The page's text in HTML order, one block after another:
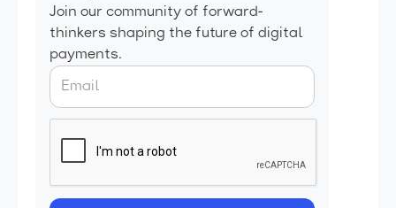
Join our community of forward-
thinkers shaping the future of digital
payments.